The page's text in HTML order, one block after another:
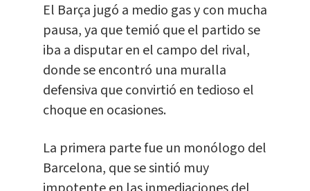
El Barça jugó a medio gas y con mucha
pausa, ya que temió que el partido se
iba a disputar en el campo del rival,
donde se encontró una muralla
defensiva que convirtió en tedioso el
choque en ocasiones.
La primera parte fue un monólogo del
Barcelona, que se sintió muy